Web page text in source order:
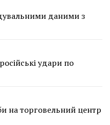
даними з
удари по
на торговельний центр